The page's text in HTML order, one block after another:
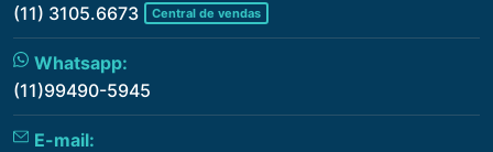
(11) 3105.6673
Central de vendas
Whatsapp:
(11)99490-5945
E-mail: